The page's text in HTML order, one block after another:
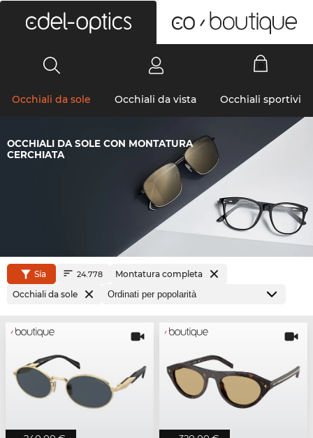
Occhiali da sole Occhiali da vista Occhiali sportivi
OCCHIALI DA SOLE CON MONTATURA
CERCHIATA
Sía 24.778
Montatura completa
Occhiali da sole